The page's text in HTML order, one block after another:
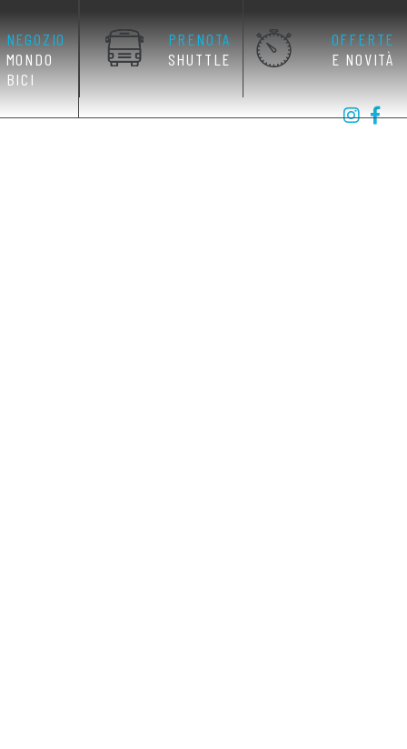
NEGOZIO
MONDO
BICI
PRENOTA
SHUTTLE
OFFERTE
E NOVITÀ